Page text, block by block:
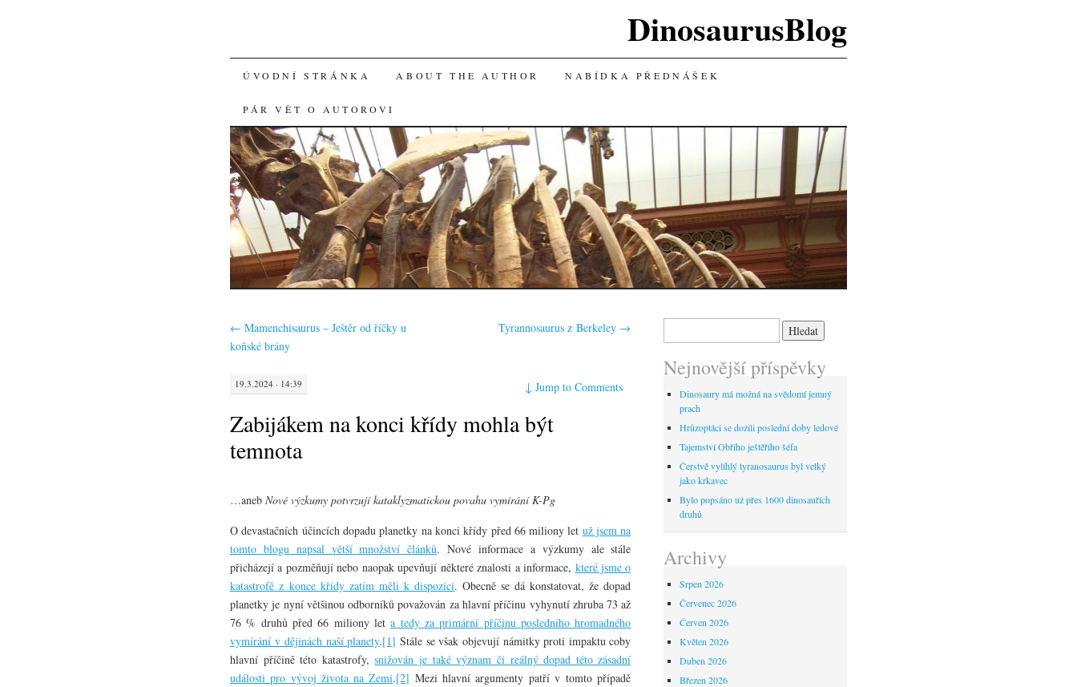
DinosaurusBlog
SKIP
TO
CONTENT
ÚVODNÍ STRÁNKA ABOUT THE AUTHOR NABÍDKA PŘEDNÁŠEK
PÁR VĚT O AUTOROVI
← Mamenchisaurus – Ještěr od říčky u
koňské brány
Tyrannosaurus z Berkeley →
19.3.2024 · 14:39 ↓Jump to Comments
Zabijákem na konci křídy mohla být
temnota
…aneb Nové výzkumy potvrzují kataklyzmatickou povahu vymírání K-Pg
O devastačních účincích dopadu planetky na konci křídy před 66 miliony let už jsem na
tomto blogu napsal větší množství článků. Nové informace a výzkumy ale stále
přicházejí a pozměňují nebo naopak upevňují některé znalosti a informace, které jsme o
katastrofě z konce křídy zatím měli k dispozici. Obecně se dá konstatovat, že dopad
planetky je nyní většinou odborníků považován za hlavní příčinu vyhynutí zhruba 73 až
76 % druhů před 66 miliony leta tedy za primární příčinu posledního hromadného
vymírání v dějinách naší planety.[1] Stále se však objevují námitky proti impaktu coby
hlavní příčině této katastrofy,snižován je také význam či reálný dopad této zásadní
události pro vývoj života na Zemi.[2] Mezi hlavní argumenty patří v tomto případě
Nejnovější příspěvky
Dinosaury má možná na svědomí jemný
prach
Hrůzoptáci se dožili poslední doby ledové
Tajemství Obřího ještěřího šéfa
Čerstvě vylíhlý tyranosaurus byl velký
jako krkavec
Bylo popsáno už přes 1600 dinosauřích
druhů
Archivy
Srpen 2026
Červenec 2026
Červen 2026
Květen 2026
Duben 2026
Březen 2026